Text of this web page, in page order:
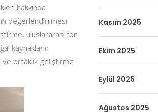
hakkında
değerlendirilmesi
uluslararası fon
kaynakların
ve ortaklık geliştirme
Kasım 2025
Ekim 2025
Eylül 2025
Ağustos 2025